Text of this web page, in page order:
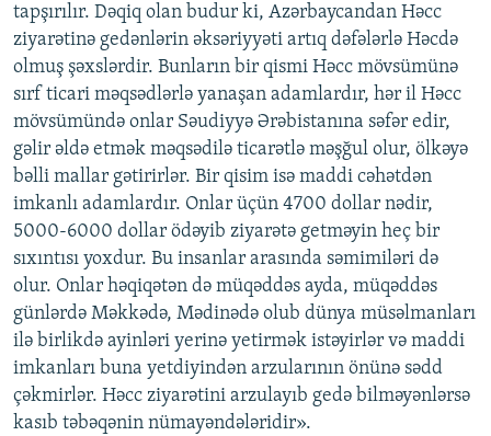
tapşırılır. Dəqiq olan budur ki, Azərbaycandan Həcc
ziyarətinə gedənlərin əksəriyyəti artıq dəfələrlə Həcdə
olmuş şəxslərdir. Bunların bir qismi Həcc mövsümünə
sırf ticari məqsədlərlə yanaşan adamlardır, hər il Həcc
mövsümündə onlar Səudiyyə Ərəbistanına səfər edir,
gəlir əldə etmək məqsədilə ticarətlə məşğul olur, ölkəyə
bəlli mallar gətirirlər. Bir qisim isə maddi cəhətdən
imkanlı adamlardır. Onlar üçün 4700 dollar nədir,
5000-6000 dollar ödəyib ziyarətə getməyin heç bir
sıxıntısı yoxdur. Bu insanlar arasında səmimiləri də
olur. Onlar həqiqətən də müqəddəs ayda, müqəddəs
günlərdə Məkkədə, Mədinədə olub dünya müsəlmanları
ilə birlikdə ayinləri yerinə yetirmək istəyirlər və maddi
imkanları buna yetdiyindən arzularının önünə sədd
çəkmirlər. Həcc ziyarətini arzulayıb gedə bilməyənlərsə
kasıb təbəqənin nümayəndələridir».